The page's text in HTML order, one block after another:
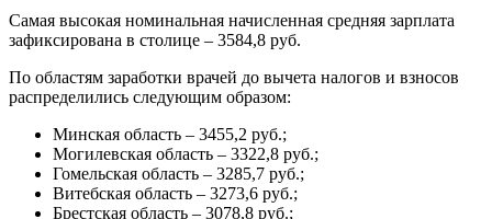
Самая высокая номинальная начисленная средняя зарплата
зафиксирована в столице – 3584,8 руб.
По областям заработки врачей до вычета налогов и взносов
распределились следующим образом:
Минская область – 3455,2 руб.;
Могилевская область – 3322,8 руб.;
Гомельская область – 3285,7 руб.;
Витебская область – 3273,6 руб.;
Брестская область – 3078,8 руб.;